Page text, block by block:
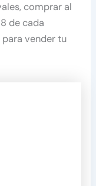
comprar al
de cada
vender tu